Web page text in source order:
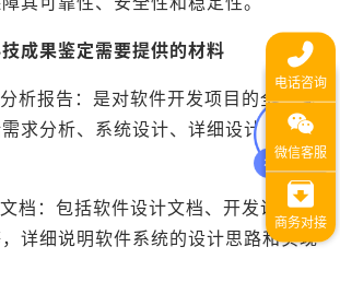
果鉴定需要提供的材料
报告：是对软件开发项目的全面规
求分析、系统设计、详细设计等方面
：包括软件设计文档、开发说明文
详细说明软件系统的设计思路和实现